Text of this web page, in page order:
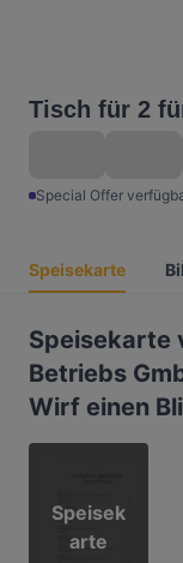
Tisch für 2
Special Offer
Speisekarte
Speisekarte
Betriebs
Wirf einen
Speisek
arte